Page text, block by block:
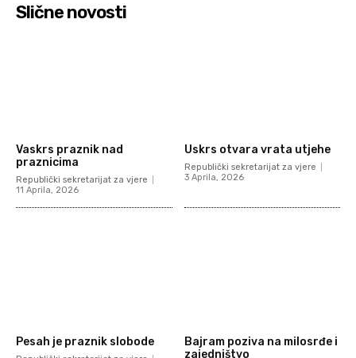
Slične novosti
Vaskrs praznik nad
praznicima
Republički sekretarijat za vjere
11 Aprila, 2026
Uskrs otvara vrata utjehe
Republički sekretarijat za vjere
3 Aprila, 2026
Pesah je praznik slobode
Bajram poziva na milosrđe i
zajedništvo